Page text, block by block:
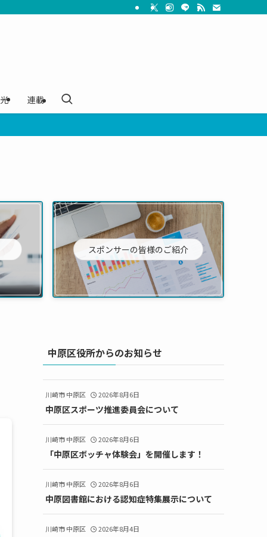
連載
スポンサーの皆様のご紹介
中原区役所からのお知らせ
川崎市 中原区 2026年8月6日
中原区スポーツ推進委員会について
川崎市 中原区 2026年8月6日
「中原区ボッチャ体験会」を開催します！
川崎市 中原区 2026年8月6日
中原図書館における認知症特集展示について
川崎市 中原区 2026年8月4日